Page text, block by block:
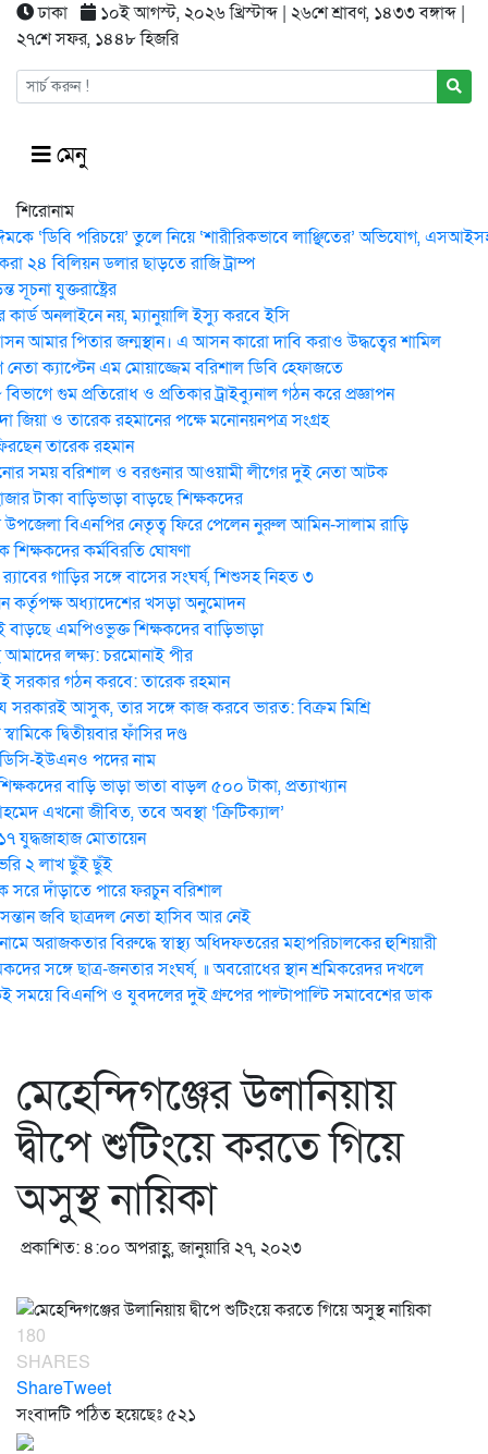
ঢাকা
১০ই আগস্ট, ২০২৬ খ্রিস্টাব্দ | ২৬শে শ্রাবণ, ১৪৩৩ বঙ্গাব্দ |
২৭শে সফর, ১৪৪৮ হিজরি
মেনু
শিরোনাম
‘ডিবি পরিচয়ে’ তুলে নিয়ে ‘শারীরিকভাবে লাঞ্ছিতের’ অভিযোগ,
২৪ বিলিয়ন ডলার ছাড়তে রাজি ট্রাম্প
সূচনা যুক্তরাষ্ট্রের
কার্ড অনলাইনে নয়, ম্যানুয়ালি ইস্যু করবে ইসি
আমার পিতার জন্মস্থান। এ আসন কারো দাবি করাও উদ্ধত্বের শামিল
ক্যাপ্টেন এম মোয়াজ্জেম বরিশাল ডিবি হেফাজতে
গুম প্রতিরোধ ও প্রতিকার ট্রাইব্যুনাল গঠন করে প্রজ্ঞাপন
জিয়া ও তারেক রহমানের পক্ষে মনোনয়নপত্র সংগ্রহ
তারেক রহমান
সময় ব‌রিশাল ও বরগুনার আওয়ামী লীগের দুই নেতা আটক
টাকা বাড়িভাড়া বাড়ছে শিক্ষকদের
বিএনপির নেতৃত্ব ফিরে পেলেন নুরুল আমিন-সালাম রাড়ি
শিক্ষকদের কর্মবিরতি ঘোষণা
গাড়ির সঙ্গে বাসের সংঘর্ষ, শিশুসহ নিহত ৩
কর্তৃপক্ষ অধ্যাদেশের খসড়া অনুমোদন
বাড়ছে এমপিওভুক্ত শিক্ষকদের বাড়িভাড়া
লক্ষ্য: চরমোনাই পীর
সরকার গঠন করবে: তা‌রেক রহমান
সরকারই আসুক, তার সঙ্গে কাজ করবে ভারত: বিক্রম মিশ্রি
দ্বিতীয়বার ফাঁসির দণ্ড
ইউএনও পদের নাম
বাড়ি ভাড়া ভাতা বাড়ল ৫০০ টাকা, প্রত্যাখ্যান
এখনো জীবিত, তবে অবস্থা ‘ক্রিটিক্যাল’
যুদ্ধজাহাজ মোতায়েন
২ লাখ ছুঁই ছুঁই
সরে দাঁড়াতে পারে ফরচুন বরিশাল
জবি ছাত্রদল নেতা হাসিব আর নেই
অরাজকতার বিরুদ্ধে স্বাস্থ্য অধিদফতরের মহাপরিচালকের হুশিয়ারী
সঙ্গে ছাত্র-জনতার সংঘর্ষ, ॥ অবরোধের স্থান শ্রমিকরেদর দখলে
সময়ে বিএনপি ও যুবদলের দুই গ্রুপের পাল্টাপাল্টি সমাবেশের ডাক
মেহেন্দিগঞ্জের উলানিয়ায়
দ্বীপে শুটিংয়ে করতে গিয়ে
অসুস্থ নায়িকা
প্রকাশিত: ৪:০০ অপরাহ্ণ, জানুয়ারি ২৭, ২০২৩
180
SHARES
ShareTweet
সংবাদটি পঠিত হয়েছেঃ৫২১